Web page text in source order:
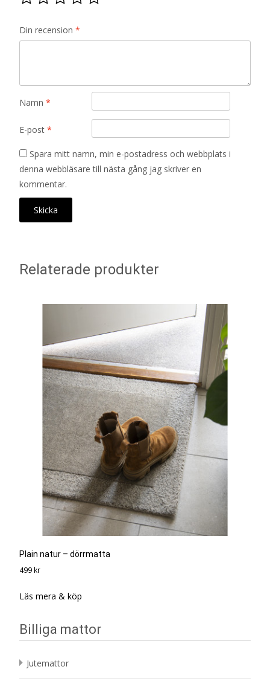
Din recension *
Namn *
E-post *
Spara mitt namn, min e-postadress och webbplats i
denna webbläsare till nästa gång jag skriver en
kommentar.
Relaterade produkter
Plain natur – dörrmatta
499 kr
Läs mera & köp
Billiga mattor
Jutemattor